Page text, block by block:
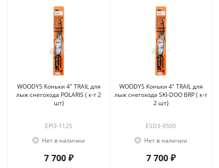
WOODYS Коньки 4" TRAIL для
лыж снегохода POLARIS ( к-т 2
шт)
EPI3-1125
Нет в наличии
7 700 ₽
WOODYS Коньки 4" TRAIL для
лыж снегохода SKI-DOO BRP ( к-т
2 шт)
ESD3-9500
Нет в наличии
7 700 ₽